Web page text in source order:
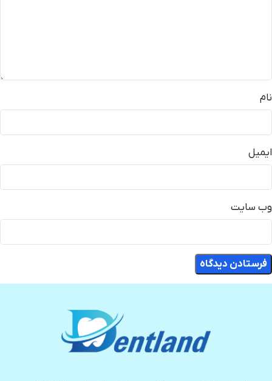
نام
ایمیل
وب‌ سایت